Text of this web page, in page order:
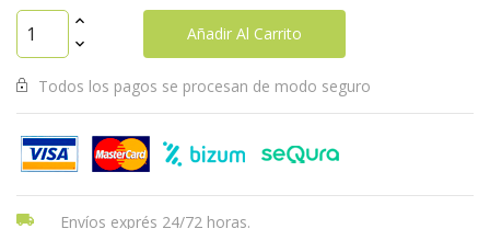
Añadir Al Carrito
Todos los pagos se procesan de modo seguro
Envíos exprés 24/72 horas.